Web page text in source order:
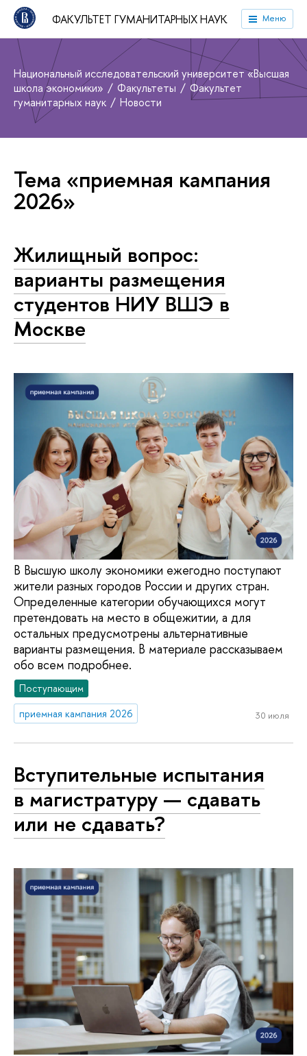
ФАКУЛЬТЕТ ГУМАНИТАРНЫХ НАУК Меню
Национальный исследовательский университет «Высшая
школа экономики»
Факультеты
Факультет
гуманитарных наук
Новости
Тема «приемная кампания
2026»
Жилищный вопрос:
варианты размещения
студентов НИУ ВШЭ в
Москве
В Высшую школу экономики ежегодно поступают
жители разных городов России и других стран.
Определенные категории обучающихся могут
претендовать на место в общежитии, а для
остальных предусмотрены альтернативные
варианты размещения. В материале рассказываем
обо всем подробнее.
Поступающим
приемная кампания 2026
30 июля
Вступительные испытания
в магистратуру — сдавать
или не сдавать?